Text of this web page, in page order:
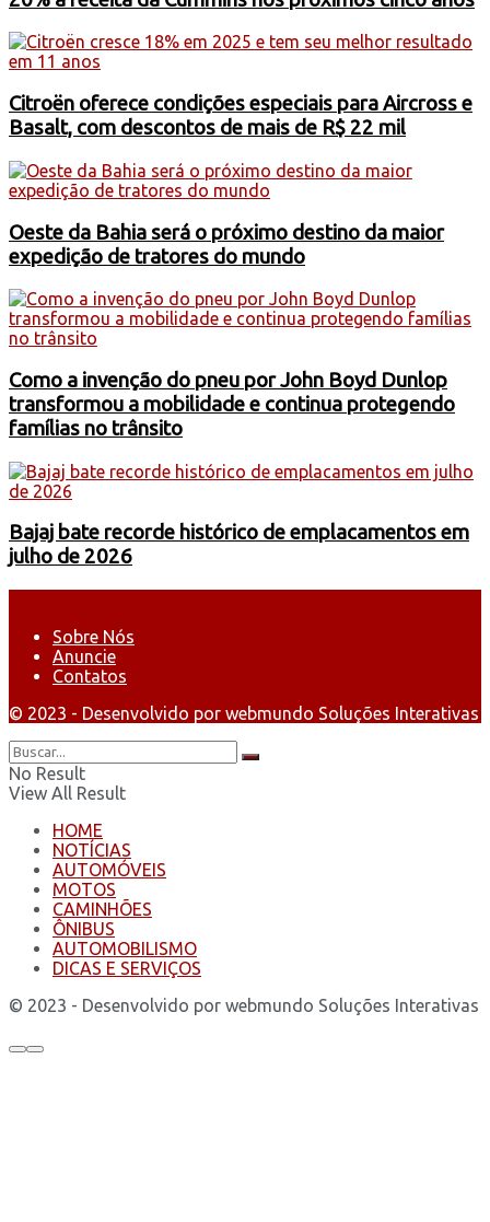
Citroën oferece condições especiais para Aircross e
Basalt, com descontos de mais de R$ 22 mil
Oeste da Bahia será o próximo destino da maior
expedição de tratores do mundo
Como a invenção do pneu por John Boyd Dunlop
transformou a mobilidade e continua protegendo
famílias no trânsito
Bajaj bate recorde histórico de emplacamentos em
julho de 2026
Sobre Nós
Anuncie
Contatos
© 2023 - Desenvolvido por webmundo Soluções Interativas
No Result
View All Result
HOME
NOTÍCIAS
AUTOMÓVEIS
MOTOS
CAMINHÕES
ÔNIBUS
AUTOMOBILISMO
DICAS E SERVIÇOS
© 2023 - Desenvolvido por webmundo Soluções Interativas